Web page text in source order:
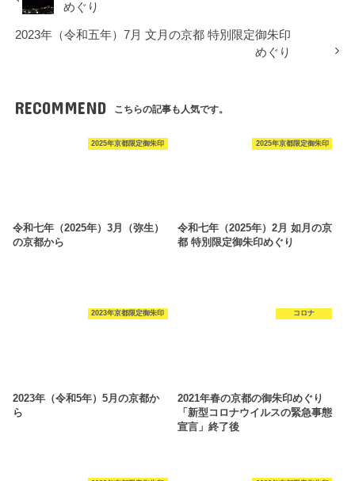
めぐり
2023年（令和五年）7月 文月の京都 特別限定御朱印
めぐり
RECOMMEND こちらの記事も人気です。
2025年京都限定御朱印
令和七年（2025年）3月（弥生）
の京都から
2025年京都限定御朱印
令和七年（2025年）2月 如月の京
都 特別限定御朱印めぐり
2023年京都限定御朱印
2023年（令和5年）5月の京都か
ら
コロナ
2021年春の京都の御朱印めぐり
「新型コロナウイルスの緊急事態
宣言」終了後